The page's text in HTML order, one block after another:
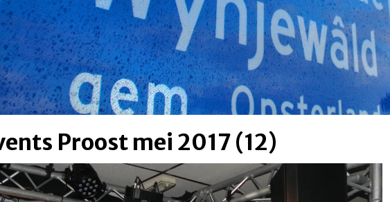
Proost mei 2017 (12)